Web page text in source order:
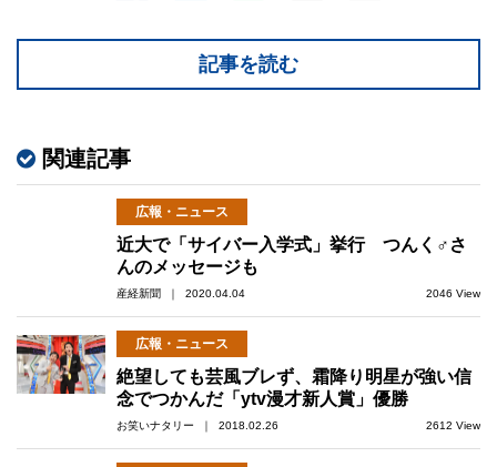
記事を読む
関連記事
広報・ニュース
近大で「サイバー入学式」挙行 つんく♂さ
んのメッセージも
産経新聞 ｜ 2020.04.04 2046 View
広報・ニュース
絶望しても芸風ブレず、霜降り明星が強い信
念でつかんだ「ytv漫才新人賞」優勝
お笑いナタリー ｜ 2018.02.26 2612 View